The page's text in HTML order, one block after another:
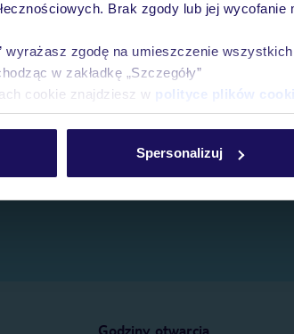
Brak zgody lub jej wycofanie
wyrażasz zgodę na umieszczenie
w zakładkę „Szczegóły”
cookie znajdziesz w polityce plików
Spersonalizuj
Godziny otwarcia